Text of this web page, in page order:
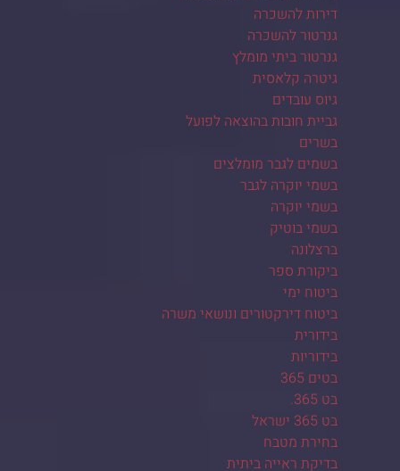
דירות להשכרה
גנרטור להשכרה
גנרטור ביתי מומלץ
גיטרה קלאסית
גיוס עובדים
גביית חובות בהוצאה לפועל
בשרים
בשמים לגבר מומלצים
בשמי יוקרה לגבר
בשמי יוקרה
בשמי בוטיק
ברצלונה
ביקורת ספר
ביטוח ימי
ביטוח דירקטורים ונושאי משרה
בידורית
בידוריות
בטים 365
בט 365.
בט 365 ישראל
בחירת מטבח
בדיקת ראייה ביתית